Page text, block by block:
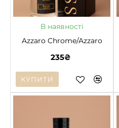
В наявності
Azzaro Chrome/Azzaro
235₴
КУПИТИ